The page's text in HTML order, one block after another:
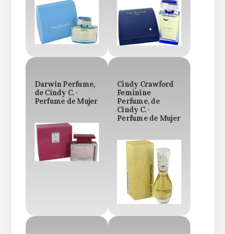
Darwin Perfume,
de Cindy C. ·
Perfume de Mujer
Cindy Crawford
Feminine
Perfume, de
Cindy C. ·
Perfume de Mujer